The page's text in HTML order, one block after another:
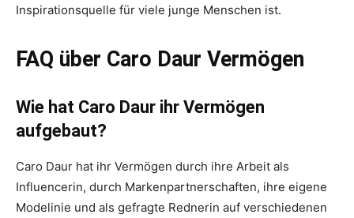
Inspirationsquelle für viele junge Menschen ist.
FAQ über Caro Daur Vermögen
Wie hat Caro Daur ihr Vermögen
aufgebaut?
Caro Daur hat ihr Vermögen durch ihre Arbeit als
Influencerin, durch Markenpartnerschaften, ihre eigene
Modelinie und als gefragte Rednerin auf verschiedenen